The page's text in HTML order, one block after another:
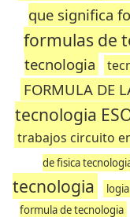
que significa
formulas de
tecnologia
FORMULA DE
tecnologia
trabajos circuito
de fisica
tecnologia
formula de tecnologia